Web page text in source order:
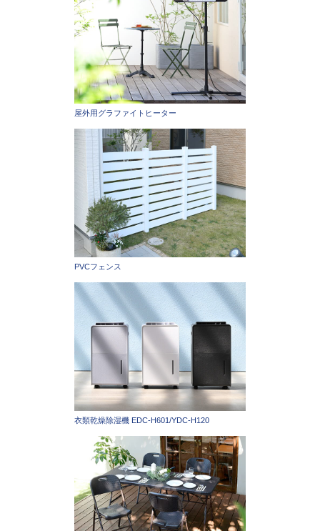
屋外用グラファイトヒーター
PVCフェンス
衣類乾燥除湿機 EDC-H601/YDC-H120